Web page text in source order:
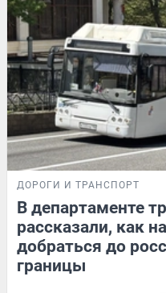
ДОРОГИ И ТРАНСПОРТ
В департаменте
рассказали, как
добраться до
границы